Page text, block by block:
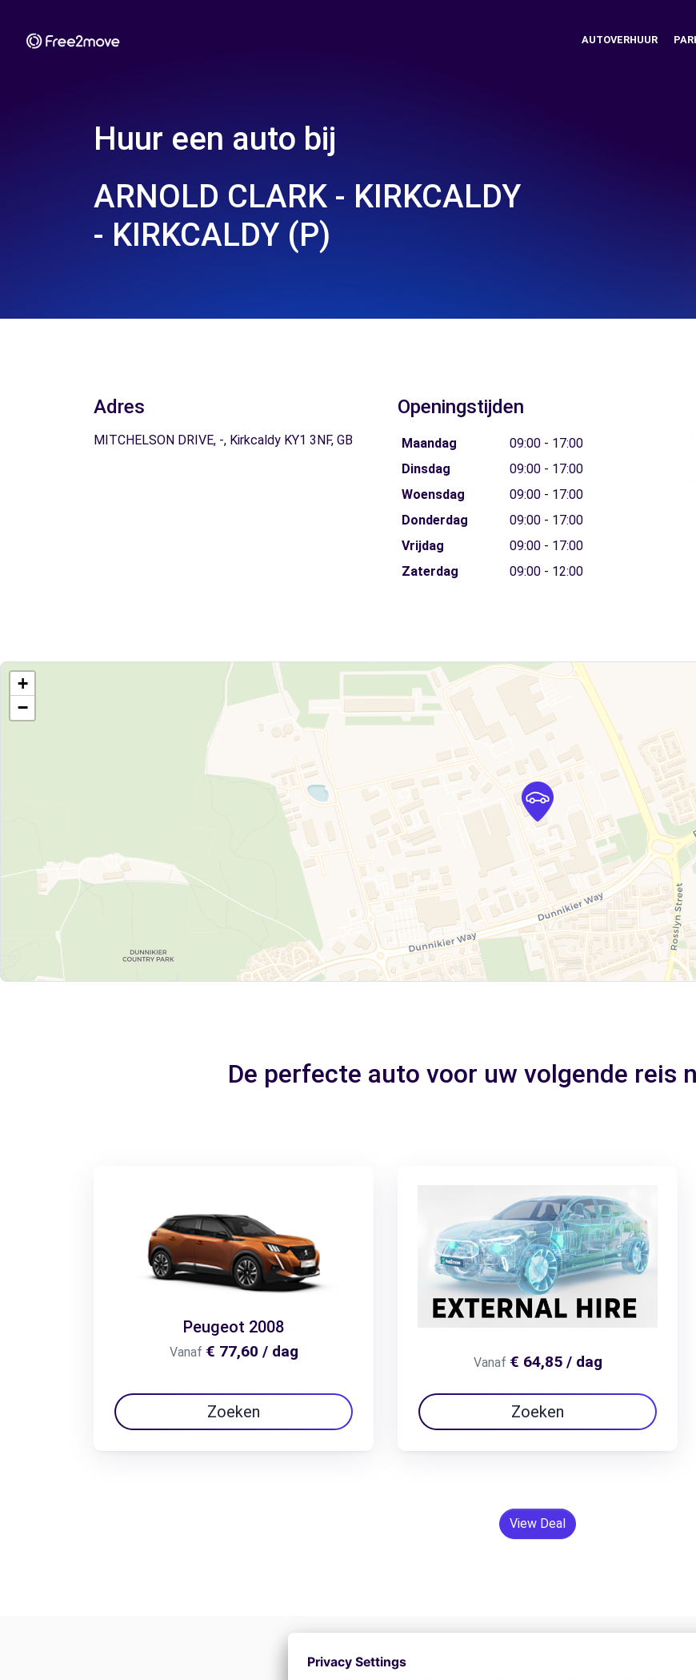
AUTOVERHUUR
Huur een auto bij
ARNOLD CLARK - KIRKCALDY
- KIRKCALDY (P)
Adres
MITCHELSON DRIVE, -, Kirkcaldy KY1 3NF, GB
Openingstijden
Maandag
09:00 - 17:00
Dinsdag
09:00 - 17:00
Woensdag
09:00 - 17:00
Donderdag
09:00 - 17:00
Vrijdag
09:00 - 17:00
Zaterdag
09:00 - 12:00
+
−
De perfecte auto voor uw volgende reis
Peugeot 2008
Vanaf € 77,60 / dag
Zoeken
Vanaf € 64,85 / dag
Zoeken
View Deal